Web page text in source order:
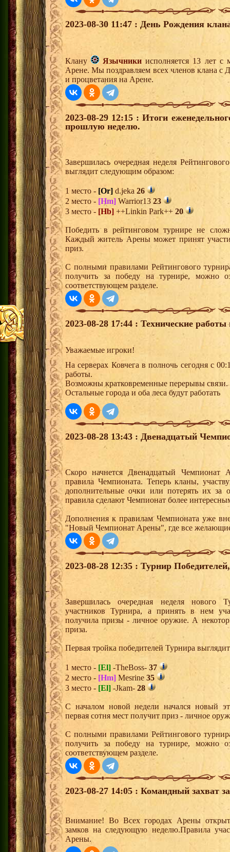
2023-08-30 11:47 : День Рождения
Клану Язычники исполняется 13 лет с
Арене. Мы поздравляем всех членов клана с
и процветания на Арене.
2023-08-29 12:15 : Итоги
прошлую неделю.
Завершилась очередная неделя
выглядит следующим образом:
1 место - [Or] d.jeka 26
2 место - [Hm] Warrior13 23
3 место - [Hb] ++Linkin Park++ 20
Победить в рейтинговом турнире не
Каждый житель Арены может принят
приз.
С полными правилами Рейтингового
получить за победу на турнире, можно
соответствующем разделе.
2023-08-28 17:44 : Технические работы
Уважаемые игроки!
На серверах Ковчега в полночь сегодня с
работы.
Возможны кратковременные перерывы связи.
Остальные города и оба леса будут работать
2023-08-28 13:43 : Двенадцатый
Скоро начнется Двенадцатый
правила Чемпионата. Теперь кланы,
дополнительные очки или потерять их за
правила сделают Чемпионат более
Дополнения к правилам Чемпионата уже
"Новый Чемпионат Арены", где все
2023-08-28 12:35 : Турнир
Завершилась очередная неделя нового
участников Турнира, а принять в нем
получила призы - личное оружие. А
приза.
Первая тройка победителей Турнира
1 место - [El] -TheBoss- 37
2 место - [Hm] Mesrine 35
3 место - [El] -Jkam- 28
С началом новой недели начался новый
первая сотня мест получит приз - личное
С полными правилами Рейтингового
получить за победу на турнире, можно
соответствующем разделе.
2023-08-27 14:05 : Командный захват
Внимание! Во Всех городах Арены
замков на следующую неделю.Правила
Арены.